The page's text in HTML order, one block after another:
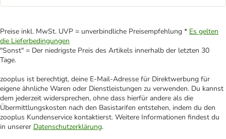
Preise inkl. MwSt. UVP = unverbindliche Preisempfehlung * Es gelten
die Lieferbedingungen
"Sonst" = Der niedrigste Preis des Artikels innerhalb der letzten 30
Tage.
zooplus ist berechtigt, deine E-Mail-Adresse für Direktwerbung für
eigene ähnliche Waren oder Dienstleistungen zu verwenden. Du kannst
dem jederzeit widersprechen, ohne dass hierfür andere als die
Übermittlungskosten nach den Basistarifen entstehen, indem du den
zooplus Kundenservice kontaktierst. Weitere Informationen findest du
in unserer Datenschutzerklärung.